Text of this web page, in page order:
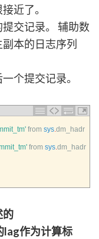
近了。
交记录。 辅助数
本的日志序列
个提交记录。
from sys.dm_hadr
from sys.dm_hadr
的
lag作为计算标